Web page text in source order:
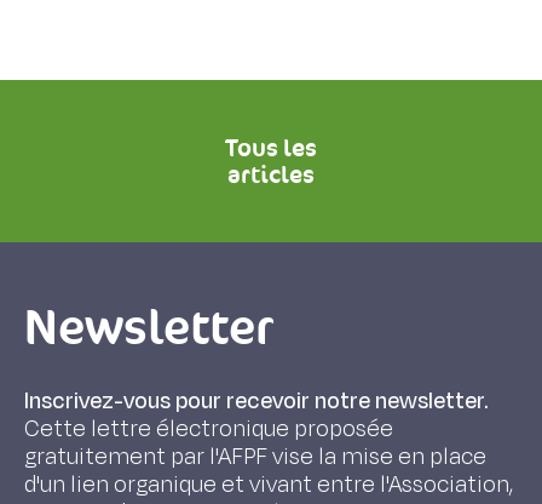
Tous les
articles
Newsletter
Inscrivez-vous pour recevoir notre newsletter.
Cette lettre électronique proposée
gratuitement par l'AFPF vise la mise en place
d'un lien organique et vivant entre l'Association,